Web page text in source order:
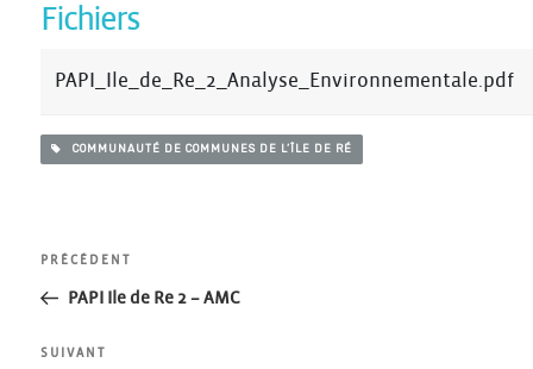
Fichiers
PAPI_Ile_de_Re_2_Analyse_Environnementale.pdf
COMMUNAUTÉ DE COMMUNES DE L’ÎLE DE RÉ
Navigation
Article
précédent
PRÉCÉDENT
PAPI Ile de Re 2 – AMC
Article
SUIVANT